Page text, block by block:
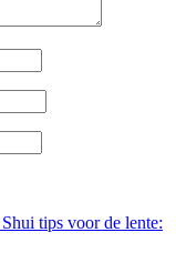
tips voor de lente: